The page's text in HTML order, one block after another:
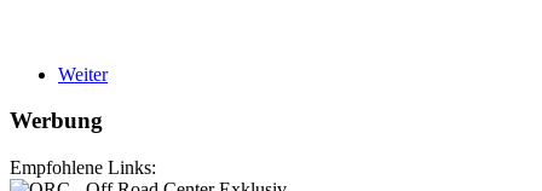
Weiter
Werbung
Empfohlene Links: